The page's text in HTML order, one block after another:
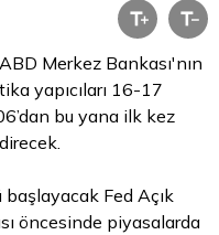
Merkez Bankası'nın
yapıcıları 16-17
bu yana ilk kez
Fed Açık
öncesinde piyasalarda